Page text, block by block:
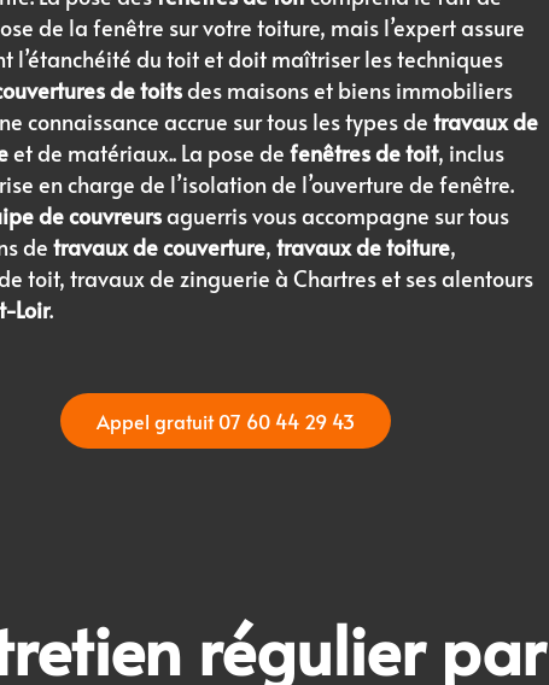
de la fenêtre sur votre toiture, mais l’expert assure
l’étanchéité du toit et doit maîtriser les techniques
de toitsdes maisons et biens immobiliers
connaissance accrue sur tous les types de travaux de
et de matériaux.. La pose de fenêtres de toit, inclus
en charge de l’isolation de l’ouverture de fenêtre.
de couvreursaguerris vous accompagne sur tous
de travaux de couverture, travaux de toiture,
toit, travaux de zinguerie à Chartres et ses alentours
Loir.
Appel gratuit 07 60 44 29 43
régulier par